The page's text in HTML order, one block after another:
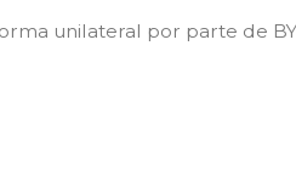
unilateral por parte de BY